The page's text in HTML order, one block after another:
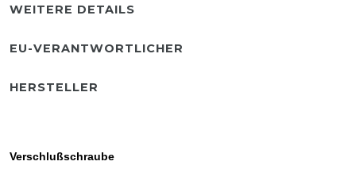
WEITERE DETAILS
EU-VERANTWORTLICHER
HERSTELLER
Verschlußschraube